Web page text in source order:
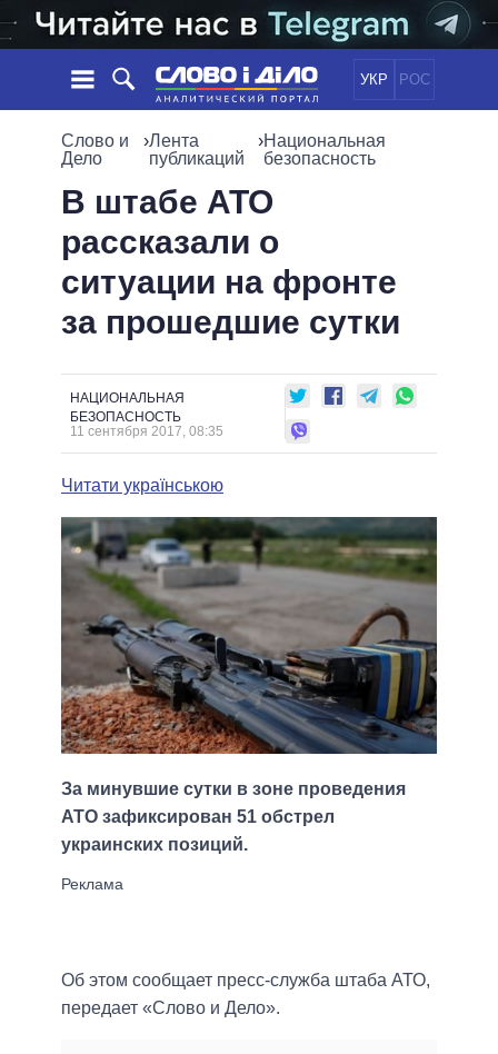
УКР РОС
НОВОСТИ
СТАТЬИ
МНЕНИЯ
ОБЗОРЫ
ПОЛИТИКА
ОБЩЕСТВО
МИР
ОБЕЩАНИЯ
ПОЛИТИКИ
ВСЕ ПОЛИТИКИ
ПРЕЗИДЕНТ И ОФИС
ГЛАВЫ ОБЛАДМИНИСТРАЦИЙ
МЭРЫ
ВСЕ ПЕРСОНЫ
ИНФОГРАФИКА
ВИДЕО
ПОДДЕРЖАТЬ
СРАВНЕНИЕ ПОЛИТИКОВ
Слово и
Дело
›Лента
публикаций
›Национальная
безопасность
В штабе АТО
рассказали о
ситуации на фронте
за прошедшие сутки
НАЦИОНАЛЬНАЯ
БЕЗОПАСНОСТЬ
11 сентября 2017, 08:35
Читати українською
За минувшие сутки в зоне проведения
АТО зафиксирован 51 обстрел
украинских позиций.
Об этом сообщает пресс-служба штаба АТО,
передает «Слово и Дело».